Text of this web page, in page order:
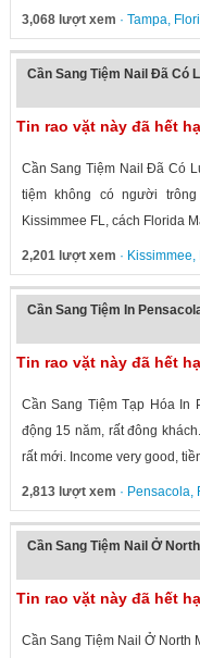
3,068 lượt xem · Tampa,
Cần Sang Tiệm Nail Đã Có
Tin rao vặt này đã hết
Cần Sang Tiệm Nail Đã Có
tiệm không có người
Kissimmee FL, cách Florida
2,201 lượt xem · Kissimmee,
Cần Sang Tiệm In
Tin rao vặt này đã hết
Cần Sang Tiệm Tạp Hóa In
động 15 năm, rất đông
rất mới. Income very good,
2,813 lượt xem · Pensacola,
Cần Sang Tiệm Nail Ở
Tin rao vặt này đã hết
Cần Sang Tiệm Nail Ở North